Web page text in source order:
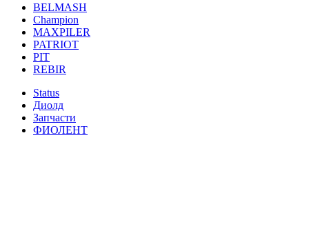
BELMASH
Champion
MAXPILER
PATRIOT
PIT
REBIR
Status
Диолд
Запчасти
ФИОЛЕНТ